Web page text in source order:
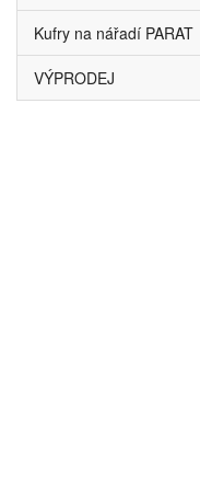
Kufry na nářadí PARAT
VÝPRODEJ